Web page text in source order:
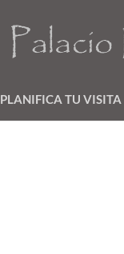
PLANIFICA TU VISITA